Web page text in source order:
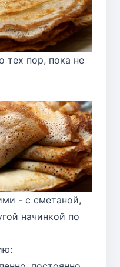
тех пор, пока не
- с сметаной,
начинкой по